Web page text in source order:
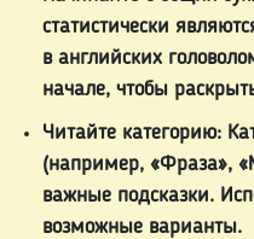
статистически
в английских
начале, чтобы
Читайте категорию:
(например, «Фраза»,
важные подсказки.
возможные варианты.